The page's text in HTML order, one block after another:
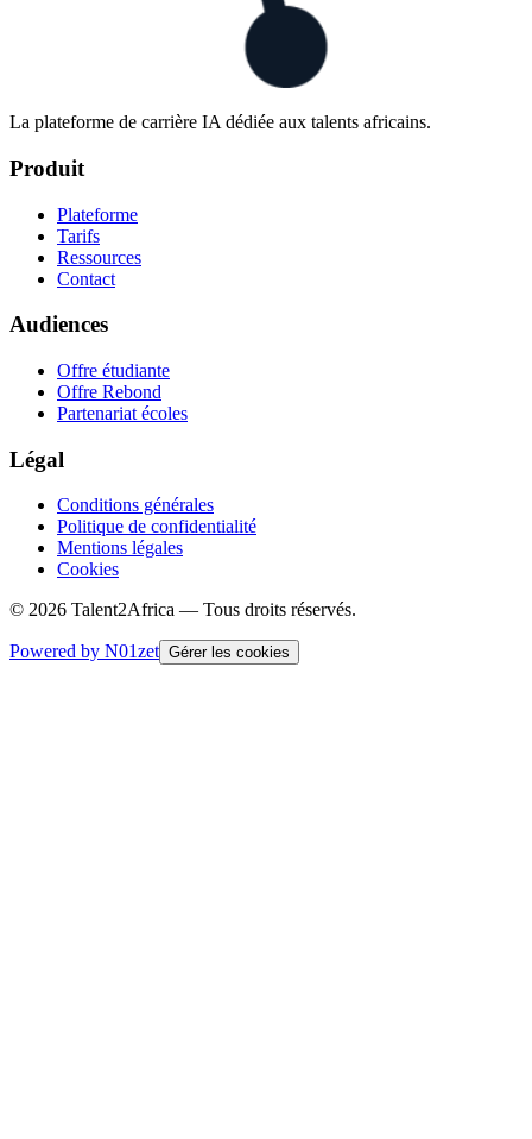
La plateforme de carrière IA dédiée aux talents africains.
Produit
Plateforme
Tarifs
Ressources
Contact
Audiences
Offre étudiante
Offre Rebond
Partenariat écoles
Légal
Conditions générales
Politique de confidentialité
Mentions légales
Cookies
© 2026 Talent2Africa — Tous droits réservés.
Powered by N01zet Gérer les cookies